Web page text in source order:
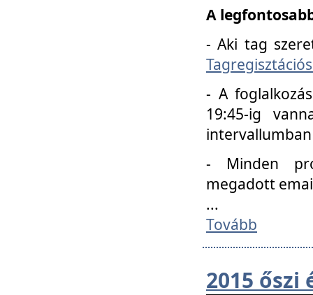
A
- Aki tag
- A
19:45-ig
- Minden
megadott
...
Tovább
2015